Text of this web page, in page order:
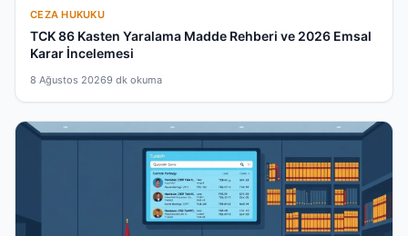
CEZA HUKUKU
TCK 86 Kasten Yaralama Madde Rehberi ve 2026 Emsal
Karar İncelemesi
8 Ağustos 20269 dk okuma